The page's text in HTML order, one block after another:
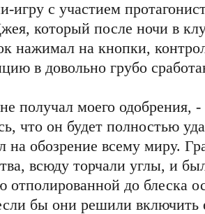
игру с участием
который после ночи в
нажимал на кнопки,
в довольно грубо
получал моего одобрения, -
что он будет полностью
на обозрение всему миру.
всюду торчали углы, и
отполированной до блеска
бы они решили